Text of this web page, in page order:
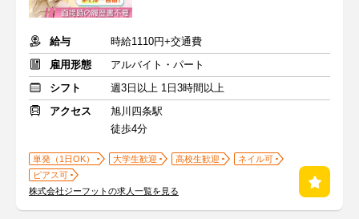
給与
時給1110円+交通費
雇用形態
アルバイト・パート
シフト
週3日以上 1日3時間以上
アクセス
旭川四条駅
徒歩4分
単発（1日OK） 大学生歓迎 高校生歓迎
ネイル可
ピアス可
株式会社ジーフットの求人一覧を見る